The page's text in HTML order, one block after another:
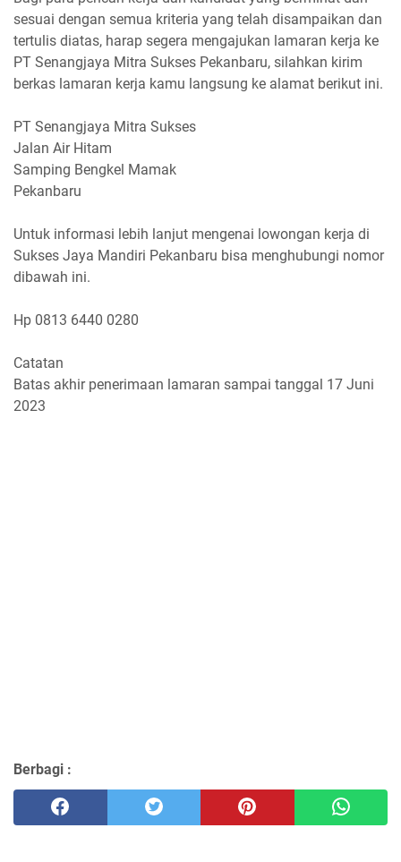
sesuai dengan semua kriteria yang telah disampaikan dan
tertulis diatas, harap segera mengajukan lamaran kerja ke
PT Senangjaya Mitra Sukses Pekanbaru, silahkan kirim
berkas lamaran kerja kamu langsung ke alamat berikut ini.
PT Senangjaya Mitra Sukses
Jalan Air Hitam
Samping Bengkel Mamak
Pekanbaru
Untuk informasi lebih lanjut mengenai lowongan kerja di
Sukses Jaya Mandiri Pekanbaru bisa menghubungi nomor
dibawah ini.
Hp 0813 6440 0280
Catatan
Batas akhir penerimaan lamaran sampai tanggal 17 Juni
2023
Berbagi :